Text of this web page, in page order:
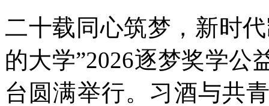
二十载同心筑梦，新时
的大学”2026逐梦奖学公
台圆满举行。习酒与共